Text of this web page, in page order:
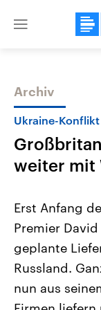
Close
Themen
Landtagswahl
2026
Alle Informationen
Sachsen-Anhalt
September 2026
Landtag. Seit
Bundesland von
Archiv
Ukraine-Konflikt
weiter mit
Erst Anfang
Premier
geplante
Russland.
nun aus